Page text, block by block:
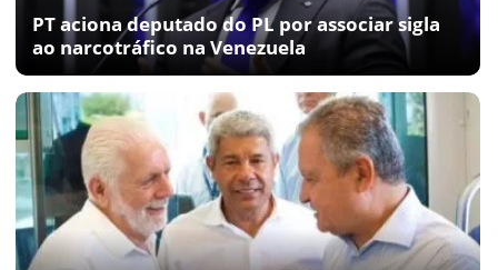
PT aciona deputado do PL por associar sigla
ao narcotráfico na Venezuela